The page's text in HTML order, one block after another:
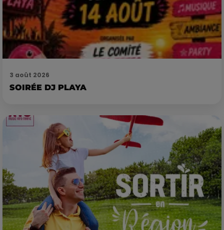
3 août 2026
SOIRÉE DJ PLAYA